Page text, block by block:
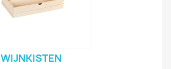
WIJNKISTEN